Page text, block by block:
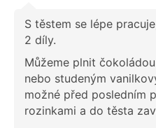
S těstem se lépe
2 díly.
Můžeme plnit
nebo studeným
možné před posledním
rozinkami a do těsta